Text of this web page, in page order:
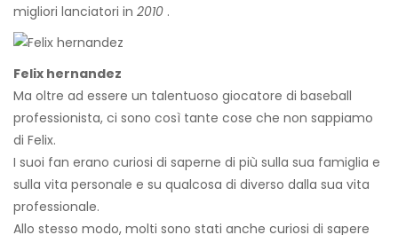
migliori lanciatori in 2010 .
Felix hernandez
Ma oltre ad essere un talentuoso giocatore di baseball
professionista, ci sono così tante cose che non sappiamo
di Felix.
I suoi fan erano curiosi di saperne di più sulla sua famiglia e
sulla vita personale e su qualcosa di diverso dalla sua vita
professionale.
Allo stesso modo, molti sono stati anche curiosi di sapere